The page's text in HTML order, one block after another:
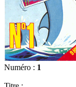
Numéro : 1